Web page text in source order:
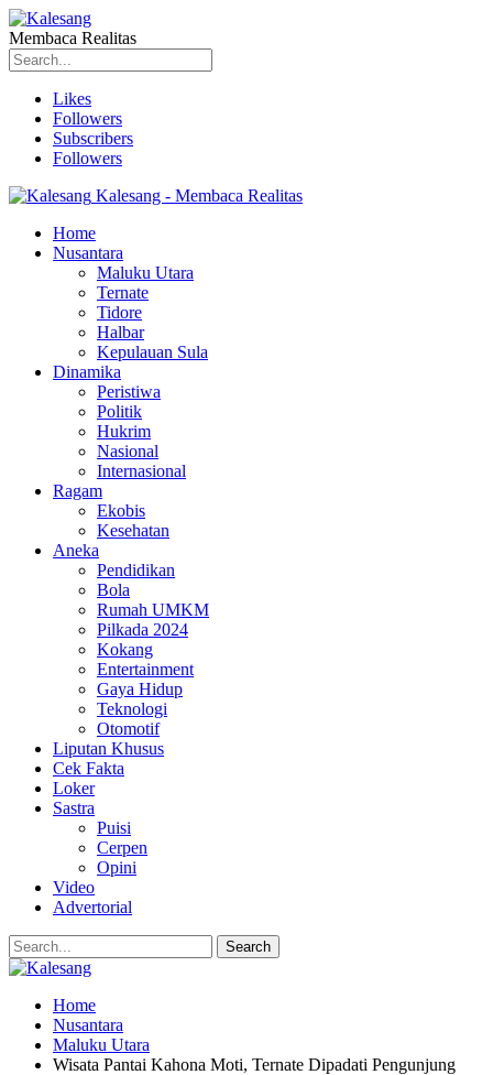
Membaca Realitas
Likes
Followers
Subscribers
Followers
Kalesang - Membaca Realitas
Home
Nusantara
Maluku Utara
Ternate
Tidore
Halbar
Kepulauan Sula
Dinamika
Peristiwa
Politik
Hukrim
Nasional
Internasional
Ragam
Ekobis
Kesehatan
Aneka
Pendidikan
Bola
Rumah UMKM
Pilkada 2024
Kokang
Entertainment
Gaya Hidup
Teknologi
Otomotif
Liputan Khusus
Cek Fakta
Loker
Sastra
Puisi
Cerpen
Opini
Video
Advertorial
Home
Nusantara
Maluku Utara
Wisata Pantai Kahona Moti, Ternate Dipadati Pengunjung